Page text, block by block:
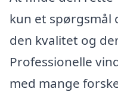
kun et spørgsmål
den kvalitet og
Professionelle
med mange